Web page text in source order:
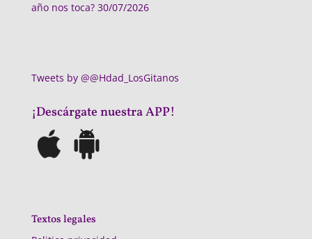
año nos toca? 30/07/2026
Tweets by @@Hdad_LosGitanos
¡Descárgate nuestra APP!
Textos legales